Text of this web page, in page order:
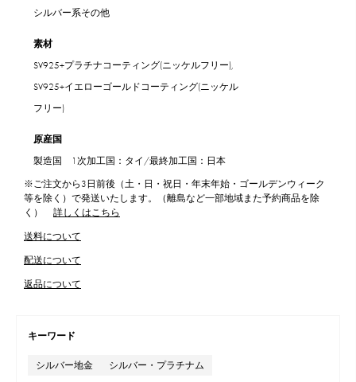
シルバー系その他
素材
SV925+プラチナコーティング(ニッケルフリー),
SV925+イエローゴールドコーティング(ニッケル
フリー)
原産国
製造国 1次加工国：タイ/最終加工国：日本
※ご注文から3日前後（土・日・祝日・年末年始・ゴールデンウィーク
等を除く）で発送いたします。（離島など一部地域また予約商品を除
く）
詳しくはこちら
送料について
配送について
返品について
キーワード
シルバー地金 シルバー・プラチナム